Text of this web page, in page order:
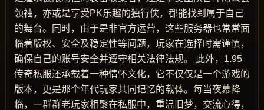
领袖，亦或是享受PK乐趣的独行侠，都能找到属于自己
的舞台。同时，由于是非官方运营，这些服务器也常常面
临着版权、安全及稳定性等问题，玩家在选择时需谨慎，
确保自己的账号安全并遵守相关法律法规。 此外，1.95
传奇私服还承载着一种情怀文化，它不仅仅是一个游戏的
版本，更是那个年代玩家共同记忆的载体。每当夜幕降
临，一群群老玩家相聚在私服中，重温旧梦，交流心得，